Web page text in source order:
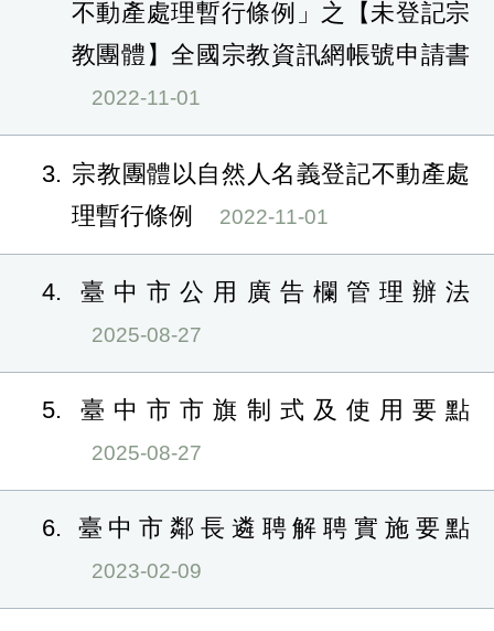
不動產處理暫行條例」之【未登記宗
教團體】全國宗教資訊網帳號申請書
2022-11-01
3
宗教團體以自然人名義登記不動產處
理暫行條例
2022-11-01
4 臺中市公用廣告欄管理辦法
2025-08-27
5 臺中市市旗制式及使用要點
2025-08-27
6 臺中市鄰長遴聘解聘實施要點
2023-02-09